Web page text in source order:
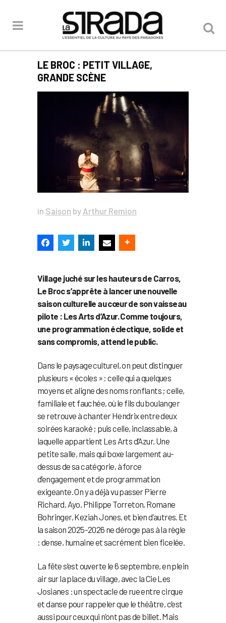
LE BROC : PETIT VILLAGE,
GRANDE SCÈNE
in Saison by Arthur Remion
Village juché sur les hauteurs de Carros,
Le Broc s’apprête à lancer une nouvelle
saison culturelle au cœur de son vaisseau
pilote : Les Arts d’Azur. Comme toujours,
une programmation éclectique, solide et
sans compromis, attend le public.
Dans le paysage culturel, on peut distinguer
plusieurs « écoles » : celle qui a quelques
moyens et aligne des noms ronflants ; celle,
familiale et fauchée, où le fils du boulanger
se retrouve à chanter Hendrix entre deux
soirées karaoké ; puis celle, inclassable, à
laquelle appartient Les Arts d’Azur. Une
petite salle, mais qui boxe largement au-
dessus de sa catégorie, à force
d’engagement et de programmation
exigeante. On y a déjà vu passer Pierre
Richard, Ayo, Philippe Torreton, Romane
Bohringer, Keziah Jones, et bien d’autres. Et
la saison 2025-2026 ne déroge pas à la règle
: dense, humaine et sacrément bien ficelée.
La fête s’est ouverte le 6 septembre, en plein
air sur la place du village, avec la Cie Les
Josianes : un spectacle de rue entre cirque
et danse pour rappeler que le théâtre, c’est
aussi pour ceux qui n’ont pas de billet. Mais